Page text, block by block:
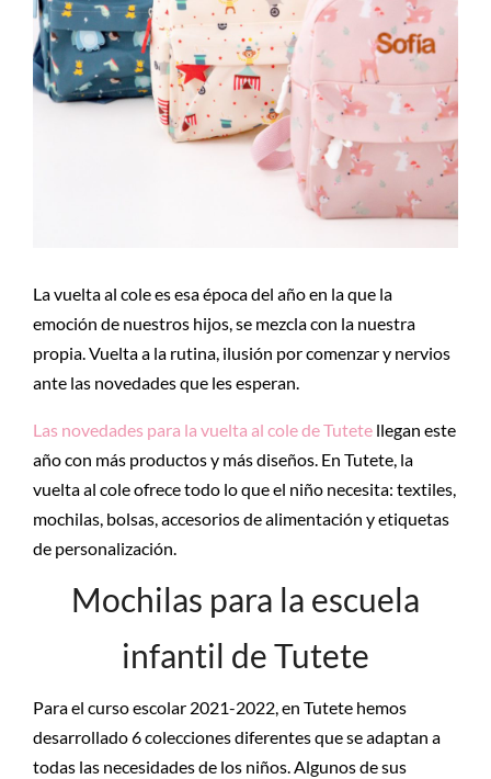
La vuelta al cole es esa época del año en la que la
emoción de nuestros hijos, se mezcla con la nuestra
propia. Vuelta a la rutina, ilusión por comenzar y nervios
ante las novedades que les esperan.
Las novedades para la vuelta al cole de Tutete llegan este
año con más productos y más diseños. En Tutete, la
vuelta al cole ofrece todo lo que el niño necesita: textiles,
mochilas, bolsas, accesorios de alimentación y etiquetas
de personalización.
Mochilas para la escuela
infantil de Tutete
Para el curso escolar 2021-2022, en Tutete hemos
desarrollado 6 colecciones diferentes que se adaptan a
todas las necesidades de los niños. Algunos de sus